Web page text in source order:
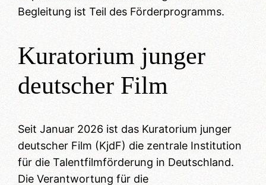
Begleitung ist Teil des Förderprogramms.
Kuratorium junger
deutscher Film
Seit Januar 2026 ist das Kuratorium junger
deutscher Film (KjdF) die zentrale Institution
für die Talentfilmförderung in Deutschland.
Die Verantwortung für die